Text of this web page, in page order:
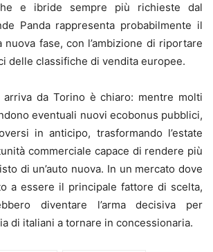
e ibride sempre più richieste dal
Panda rappresenta probabilmente il
fase, con l’ambizione di riportare
delle classifiche di vendita europee.
arriva da Torino è chiaro: mentre molti
eventuali nuovi ecobonus pubblici,
in anticipo, trasformando l’estate
commerciale capace di rendere più
di un’auto nuova. In un mercato dove
a essere il principale fattore di scelta,
diventare l’arma decisiva per
di italiani a tornare in concessionaria.